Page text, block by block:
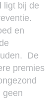
ligt bij de
en
De
premies
geen